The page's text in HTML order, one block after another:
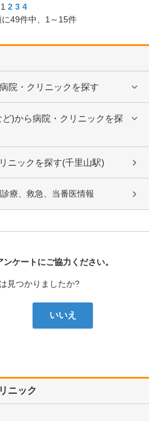
1 2 3 4
49件中、 1～15件
院・クリニックを探す
)から病院・クリニックを探
ニックを探す(千里山駅)
療、救急、当番医情報
ンケートにご協力ください。
見つかりましたか?
いいえ
ニック